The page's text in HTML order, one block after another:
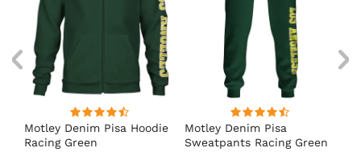
Motley Denim Pisa Hoodie
Racing Green
Motley Denim Pisa
Sweatpants Racing Green